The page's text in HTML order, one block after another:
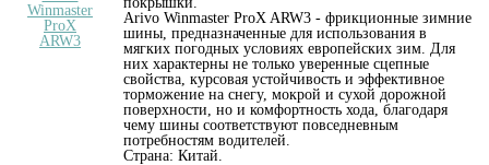
Arivo Winmaster ProX ARW3 - фрикционные зимние
шины, предназначенные для использования в
мягких погодных условиях европейских зим. Для
них характерны не только уверенные сцепные
свойства, курсовая устойчивость и эффективное
торможение на снегу, мокрой и сухой дорожной
поверхности, но и комфортность хода, благодаря
чему шины соответствуют повседневным
потребностям водителей.
Страна: Китай.